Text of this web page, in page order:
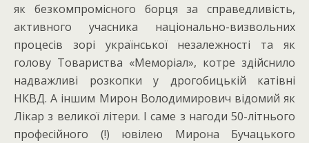
як безкомпромісного борця за справедливість,
активного учасника національно-визвольних
процесів зорі української незалежності та як
голову Товариства «Меморіал», котре здійснило
надважливі розкопки у дрогобицькій катівні
НКВД. А іншим Мирон Володимирович відомий як
Лікар з великої літери. І саме з нагоди 50-літнього
професійного (!) ювілею Мирона Бучацького